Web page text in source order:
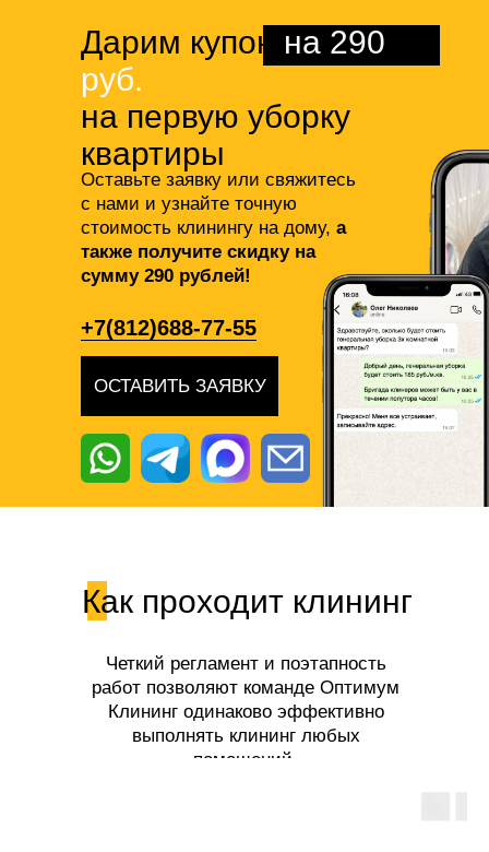
Оставьте заявку или свяжитесь
с нами и узнайте точную
стоимость клинингу на дому, а
также получите скидку на
сумму 290 рублей!
Дарим купон на 290
руб.
на первую уборку
квартиры
ОСТАВИТЬ ЗАЯВКУ
+7(812)688-77-55
Как проходит клининг
Четкий регламент и поэтапность
работ позволяют команде Оптимум
Клининг одинаково эффективно
выполнять клининг любых
помещений.